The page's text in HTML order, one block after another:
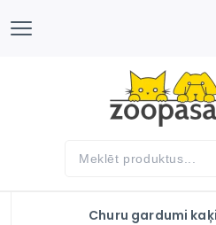
Churu gardumi